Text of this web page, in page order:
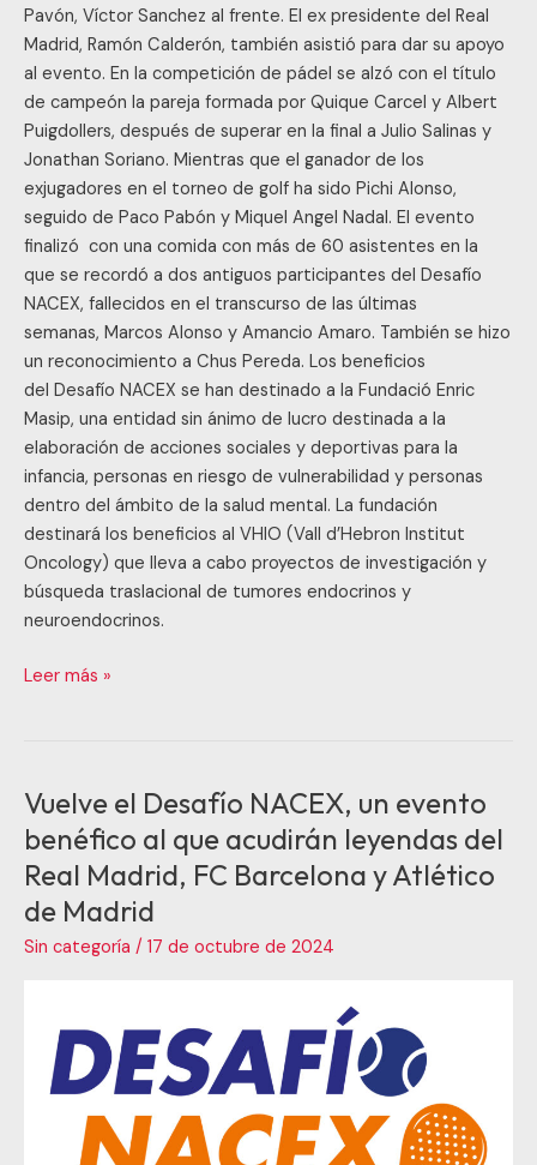
Pavón, Víctor Sanchez al frente. El ex presidente del Real
Madrid, Ramón Calderón, también asistió para dar su apoyo
al evento. En la competición de pádel se alzó con el título
de campeón la pareja formada por Quique Carcel y Albert
Puigdollers, después de superar en la final a Julio Salinas y
Jonathan Soriano. Mientras que el ganador de los
exjugadores en el torneo de golf ha sido Pichi Alonso,
seguido de Paco Pabón y Miquel Angel Nadal. El evento
finalizó con una comida con más de 60 asistentes en la
que se recordó a dos antiguos participantes del Desafío
NACEX, fallecidos en el transcurso de las últimas
semanas, Marcos Alonso y Amancio Amaro. También se hizo
un reconocimiento a Chus Pereda. Los beneficios
del Desafío NACEX se han destinado a la Fundació Enric
Masip, una entidad sin ánimo de lucro destinada a la
elaboración de acciones sociales y deportivas para la
infancia, personas en riesgo de vulnerabilidad y personas
dentro del ámbito de la salud mental. La fundación
destinará los beneficios al VHIO (Vall d’Hebron Institut
Oncology) que lleva a cabo proyectos de investigación y
búsqueda traslacional de tumores endocrinos y
neuroendocrinos.
Leer más »
Vuelve el Desafío NACEX, un evento
benéfico al que acudirán leyendas del
Real Madrid, FC Barcelona y Atlético
de Madrid
Sin categoría / 17 de octubre de 2024
Vuelve
el
Desafío
NACEX,
un
evento
acudirán
leyendas